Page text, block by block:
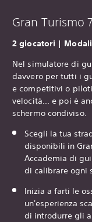
Gran Turismo
‎2 giocatori |
Nel simulatore di
davvero per tutti i
e competitivi o
velocità... e poi è
schermo condiviso.
Scegli la tua
disponibili in
Accademia di
di calibrare ogni
Inizia a farti le
un'esperienza
di introdurre gli